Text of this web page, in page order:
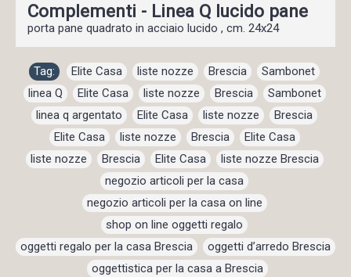
Complementi - Linea Q lucido pane
porta pane quadrato in acciaio lucido , cm. 24x24
Tag: Elite Casa liste nozze Brescia Sambonet
linea Q , Elite Casa , liste nozze , Brescia , Sambonet ,
linea q argentato
Elite Casa liste nozze Brescia
Elite Casa , liste nozze , Brescia , Elite Casa ,
liste nozze , Brescia , Elite Casa , liste nozze Brescia ,
negozio articoli per la casa
negozio articoli per la casa on line ,
shop on line oggetti regalo
oggetti regalo per la casa Brescia
oggetti d’arredo Brescia
oggettistica per la casa a Brescia ,